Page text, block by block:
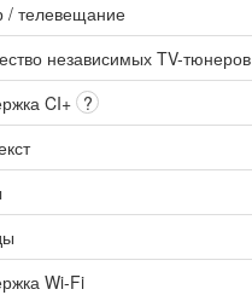
/ телевещание
независимых TV-тюнеров
CI+ ?
Wi-Fi